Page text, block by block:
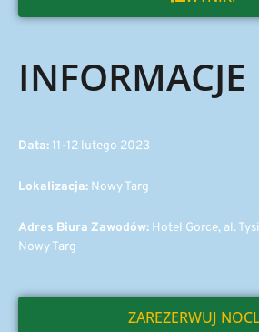
INFORMACJE
Data: 11-12 lutego 2023
Lokalizacja: Nowy Targ
Adres Biura Zawodów: Hotel Gorce, al.
Nowy Targ
ZAREZERWUJ